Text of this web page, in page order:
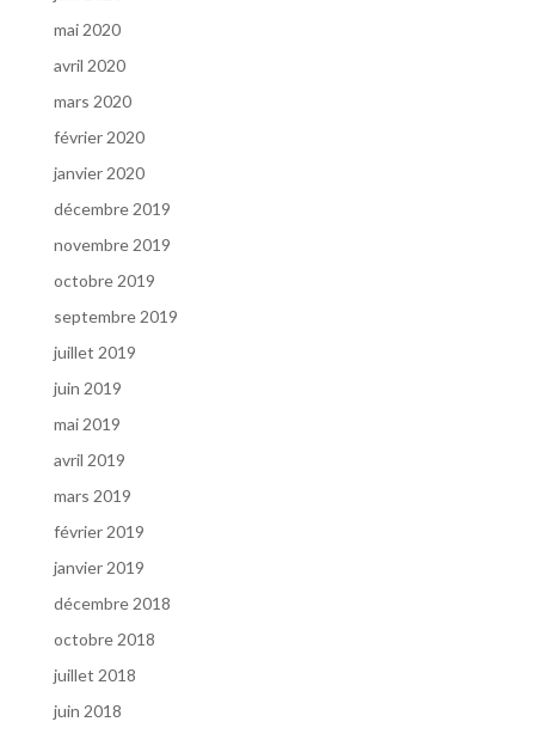
mai 2020
avril 2020
mars 2020
février 2020
janvier 2020
décembre 2019
novembre 2019
octobre 2019
septembre 2019
juillet 2019
juin 2019
mai 2019
avril 2019
mars 2019
février 2019
janvier 2019
décembre 2018
octobre 2018
juillet 2018
juin 2018